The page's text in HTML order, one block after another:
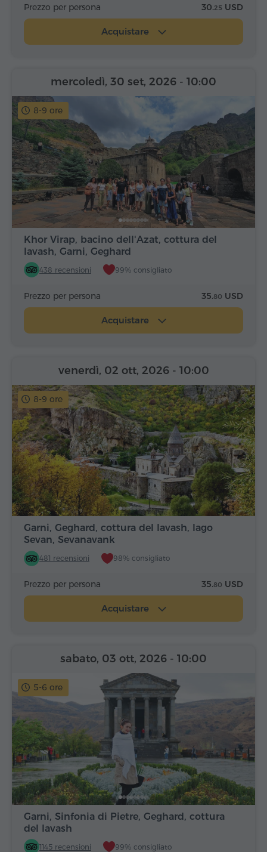
Prezzo per persona 30.25 USD
Acquistare
8-9 ore
Khor Virap, bacino dell'Azat, cottura del
lavash, Garni, Geghard
438 recensioni 99% consigliato
mercoledì, 30 set, 2026 - 10:00
Prezzo per persona 35.80 USD
Acquistare
8-9 ore
Garni, Geghard, cottura del lavash, lago
Sevan, Sevanavank
481 recensioni 98% consigliato
venerdì, 02 ott, 2026 - 10:00
Prezzo per persona 35.80 USD
Acquistare
5-6 ore
Garni, Sinfonia di Pietre, Geghard, cottura
del lavash
1145 recensioni 99% consigliato
sabato, 03 ott, 2026 - 10:00